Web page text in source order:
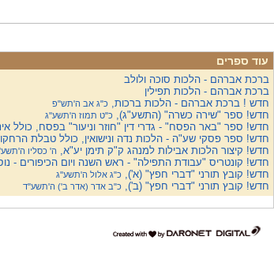
עוד ספרים
ברכת אברהם - הלכות סוכה ולולב
ברכת אברהם - הלכות תפילין
חדש ! ברכת אברהם - הלכות ברכות, כ"ג אב ה'תש"פ
חדש! ספר "שירה כשרה" (התשע"ג), כ"ט תמוז ה'תשע''ג
חדש! ספר "באר הפסח" - גדרי דין "חוזר וניעור" בפסח, כולל
חדש! ספר פסקי שע"ה - הלכות נדה ונישואין, כולל טבלת
חדש! קיצור הלכות אבילות למנהג ק"ק תימן יע"א, ה' כסליו
חדש! קונטריס "עבודת התפילה" - ראש השנה ויום הכיפורים -
חדש! קובץ תורני "דברי חפץ" (א'), כ"ג אלול ה'תשע''ג
חדש! קובץ תורני "דברי חפץ" (ב'), כ"ב אדר (אדר ב') ה'תשע''ד
דרונט